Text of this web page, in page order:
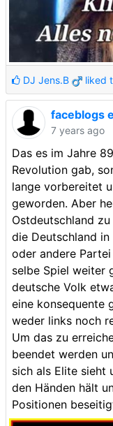
DJ Jens.B liked
faceblogs
7 years ago
Das es im Jahre
Revolution gab,
lange vorbereitet
geworden. Aber
Ostdeutschland
die Deutschland in
oder andere
selbe Spiel weiter
deutsche Volk
eine konsequente
weder links noch
Um das zu
beendet werden
sich als Elite sieht
den Händen hält
Positionen